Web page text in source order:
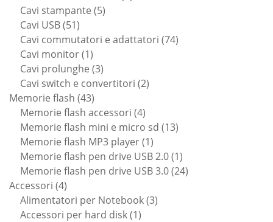
Cavi stampante 55
Cavi USB 5151
prodotti
Cavi commutatori e adattatori 7474
Cavi monitor 11
prodotto
Cavi prolunghe 33
prodotti
Cavi switch e convertitori 22
Memorie flash 4343
prodotti
Memorie flash accessori 44
prodotti
Memorie flash mini e micro sd 1313
Memorie flash MP3 player 11
prodotto
Memorie flash pen drive USB 2.0 11
prodotto
Memorie flash pen drive USB 3.0 2424
Accessori 44
prodotti
Alimentatori per Notebook 33
Accessori per hard disk 11